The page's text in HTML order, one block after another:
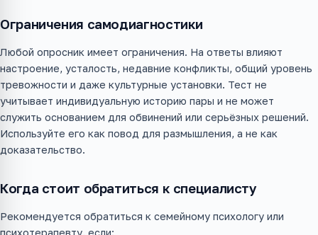
Ограничения самодиагностики
Любой опросник имеет ограничения. На ответы влияют
настроение, усталость, недавние конфликты, общий уровень
тревожности и даже культурные установки. Тест не
учитывает индивидуальную историю пары и не может
служить основанием для обвинений или серьёзных решений.
Используйте его как повод для размышления, а не как
доказательство.
Когда стоит обратиться к специалисту
Рекомендуется обратиться к семейному психологу или